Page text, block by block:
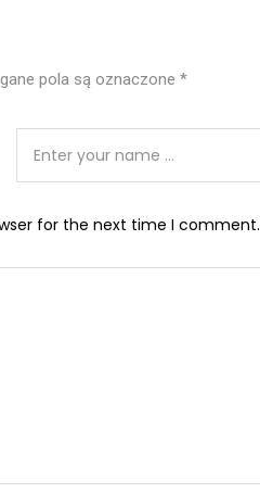
pola są oznaczone *
for the next time I comment.